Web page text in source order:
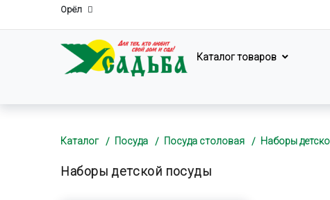
Орёл
Каталог товаров
Каталог Посуда Посуда столовая Наборы
Наборы детской посуды